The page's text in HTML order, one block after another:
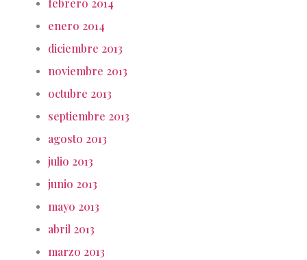
febrero 2014
enero 2014
diciembre 2013
noviembre 2013
octubre 2013
septiembre 2013
agosto 2013
julio 2013
junio 2013
mayo 2013
abril 2013
marzo 2013